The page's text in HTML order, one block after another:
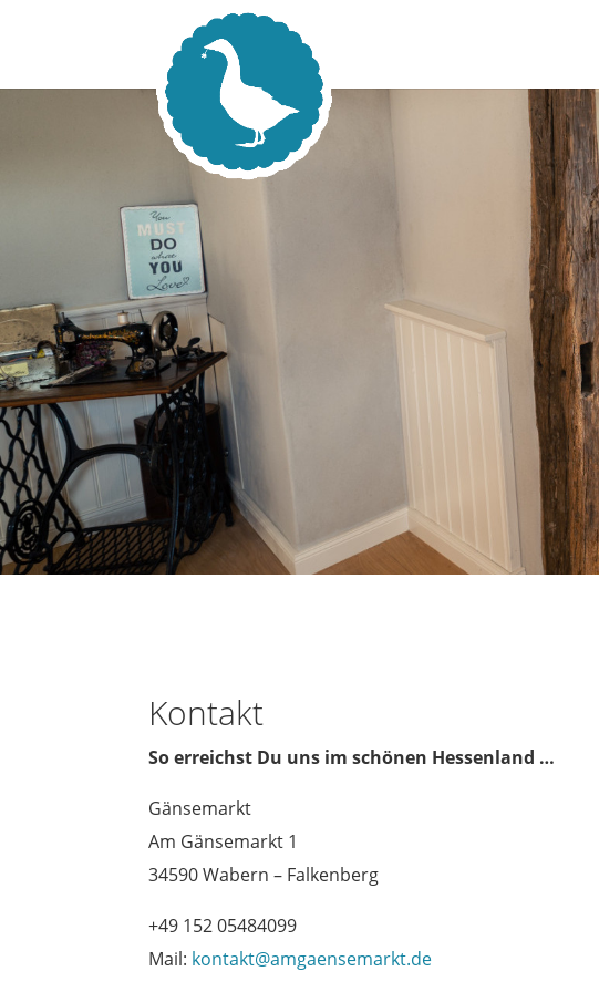
Kontakt
So erreichst Du uns im schönen Hessenland …
Gänsemarkt
Am Gänsemarkt 1
34590 Wabern – Falkenberg
+49 152 05484099
Mail: kontakt@amgaensemarkt.de